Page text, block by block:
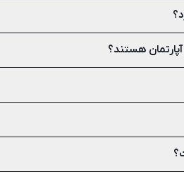
لیست غذاهای مضر و خطرناک را
مرغ خام از جمله غذاهای خطرناک
آگهی‌های روزانه واگذاری انواع
هستند؟
کمی تحقیق می‌توانید مناسب‌ترین
طوطی، کاکادو، ماکائو و طوطی
از گونه‌ها، تنوع بالا در اندازه